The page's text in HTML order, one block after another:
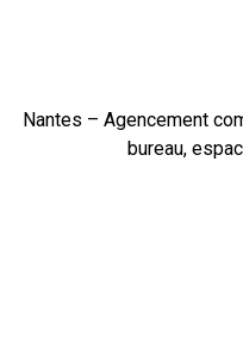
Nantes – Agencement
bureau,